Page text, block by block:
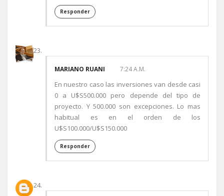
Responder
MARIANO RUANI 7:24 A.M.
En nuestro caso las inversiones van desde casi
0 a U$S500.000 pero depende del tipo de
proyecto. Y 500.000 son excepciones. Lo mas
habitual es en el orden de los
U$S100.000/U$S150.000
Responder